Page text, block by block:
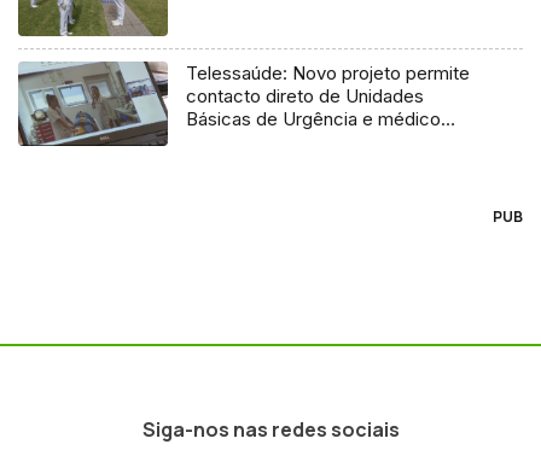
Telessaúde: Novo projeto permite
contacto direto de Unidades
Básicas de Urgência e médico
PUB
Siga-nos nas redes sociais